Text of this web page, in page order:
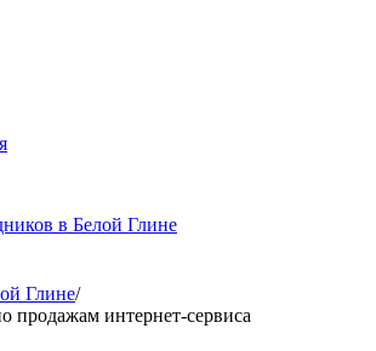
в Белой Глине
Глине/
продажам интернет-сервиса